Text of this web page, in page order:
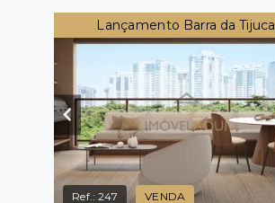
Lançamento Barra da Tijuca
Ref.:247 VENDA